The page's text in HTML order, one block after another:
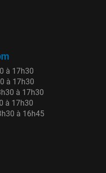
à 17h30
à 17h30
à 17h30
à 17h30
à 16h45